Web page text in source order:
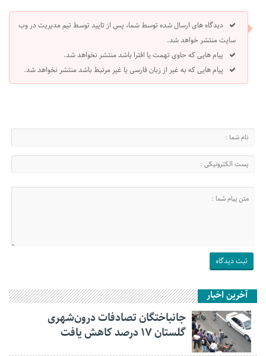
دیدگاه های ارسال شده توسط شما، پس از تایید توسط تیم مدیریت در وب
سایت منتشر خواهد شد.
پیام هایی که حاوی تهمت یا افترا باشد منتشر نخواهد شد.
پیام هایی که به غیر از زبان فارسی یا غیر مرتبط باشد منتشر نخواهد شد.
آخرین اخبار
جانباختگان تصادفات درون‌شهری
گلستان ۱۷ درصد کاهش یافت